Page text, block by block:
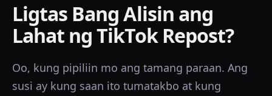
Ligtas Bang Alisin ang
Lahat ng TikTok Repost?
Oo, kung pipiliin mo ang tamang paraan. Ang
susi ay kung saan ito tumatakbo at kung